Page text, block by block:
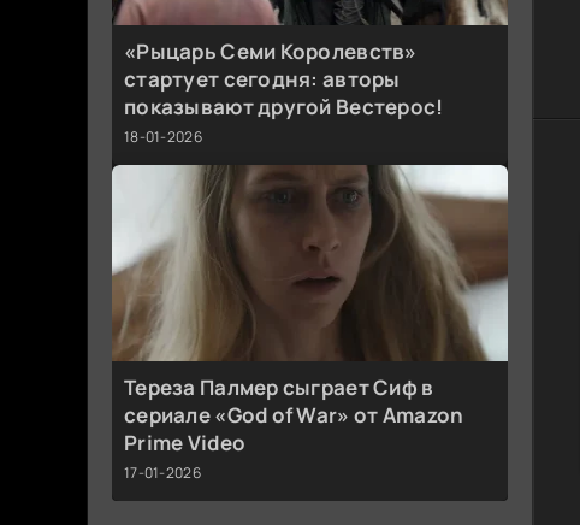
«Рыцарь Семи Королевств»
стартует сегодня: авторы
показывают другой Вестерос!
18-01-2026
Тереза Палмер сыграет Сиф в
сериале «God of War» от Amazon
Prime Video
17-01-2026